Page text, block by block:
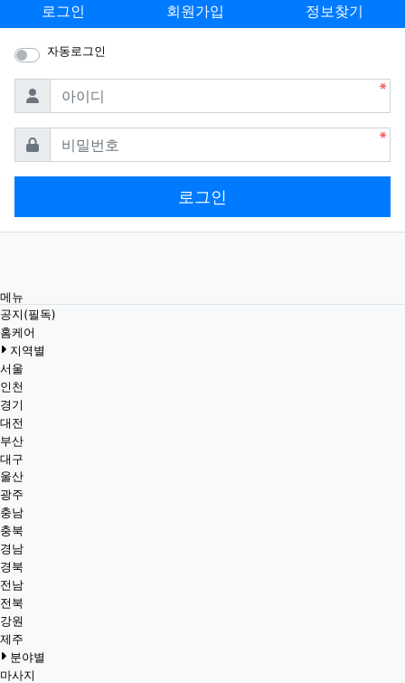
로그인 회원가입 정보찾기
자동로그인
아이디
비밀번호
로그인
메뉴
공지(필독)
홈케어
지역별
서울
인천
경기
대전
부산
대구
울산
광주
충남
충북
경남
경북
전남
전북
강원
제주
분야별
마사지